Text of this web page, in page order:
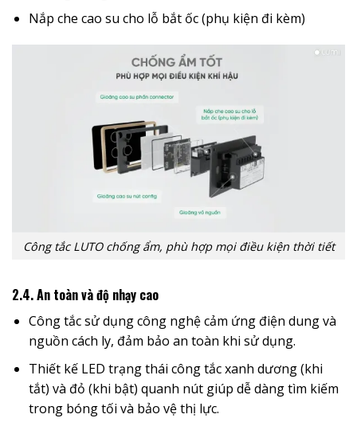
Nắp che cao su cho lỗ bắt ốc (phụ kiện đi kèm)
Công tắc LUTO chống ẩm, phù hợp mọi điều kiện thời tiết
2.4. An toàn và độ nhạy cao
Công tắc sử dụng công nghệ cảm ứng điện dung và
nguồn cách ly, đảm bảo an toàn khi sử dụng.
Thiết kế LED trạng thái công tắc xanh dương (khi
tắt) và đỏ (khi bật) quanh nút giúp dễ dàng tìm kiếm
trong bóng tối và bảo vệ thị lực.